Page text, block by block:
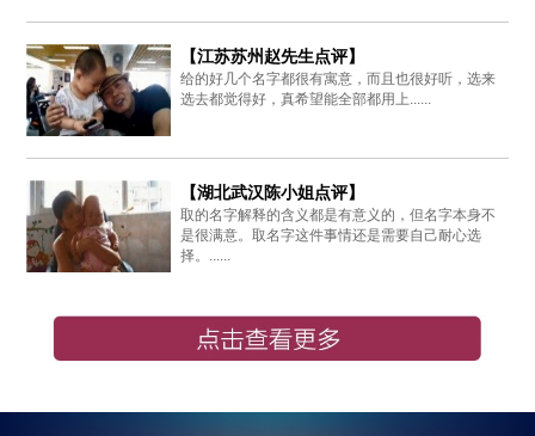
【江苏苏州赵先生点评】
给的好几个名字都很有寓意，而且也很好听，选来
选去都觉得好，真希望能全部都用上......
【湖北武汉陈小姐点评】
取的名字解释的含义都是有意义的，但名字本身不
是很满意。取名字这件事情还是需要自己耐心选
择。......